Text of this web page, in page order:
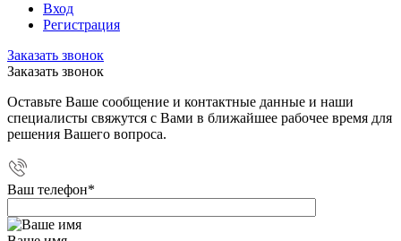
Вход
Регистрация
Заказать звонок
Заказать звонок
Оставьте Ваше сообщение и контактные данные и наши
специалисты свяжутся с Вами в ближайшее рабочее время для
решения Вашего вопроса.
Ваш телефон*